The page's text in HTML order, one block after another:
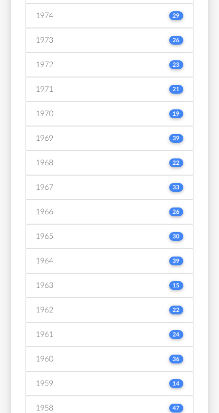
1974 29
1973 26
1972 23
1971 21
1970 19
1969 39
1968 22
1967 33
1966 26
1965 30
1964 39
1963 15
1962 22
1961 24
1960 36
1959 14
1958 47